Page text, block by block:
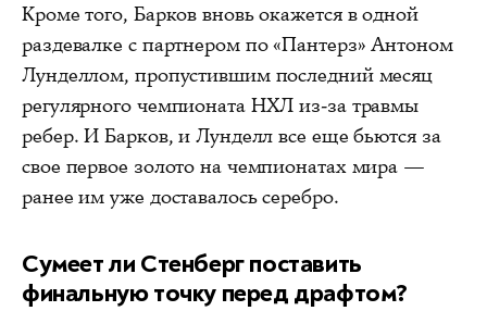
Кроме того, Барков вновь окажется в одной
раздевалке с партнером по «Пантерз» Антоном
Лунделлом, пропустившим последний месяц
регулярного чемпионата НХЛ из-за травмы
ребер. И Барков, и Лунделл все еще бьются за
свое первое золото на чемпионатах мира —
ранее им уже доставалось серебро.
Сумеет ли Стенберг поставить
финальную точку перед драфтом?